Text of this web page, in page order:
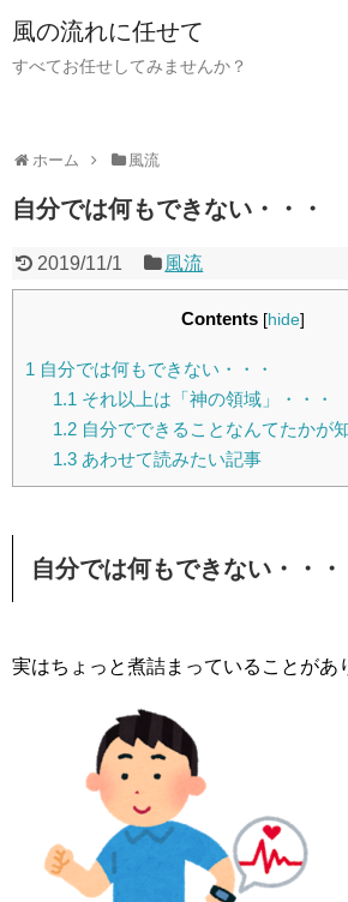
風の流れに任せて
すべてお任せしてみませんか？
ホーム 風流
自分では何もできない・・・
2019/11/1 風流
Contents [hide]
1 自分では何もできない・・・
1.1 それ以上は「神の領域」・・・
1.2自分でできることなんてたかが
1.3あわせて読みたい記事
自分では何もできない・・・
実はちょっと煮詰まっていることがあ